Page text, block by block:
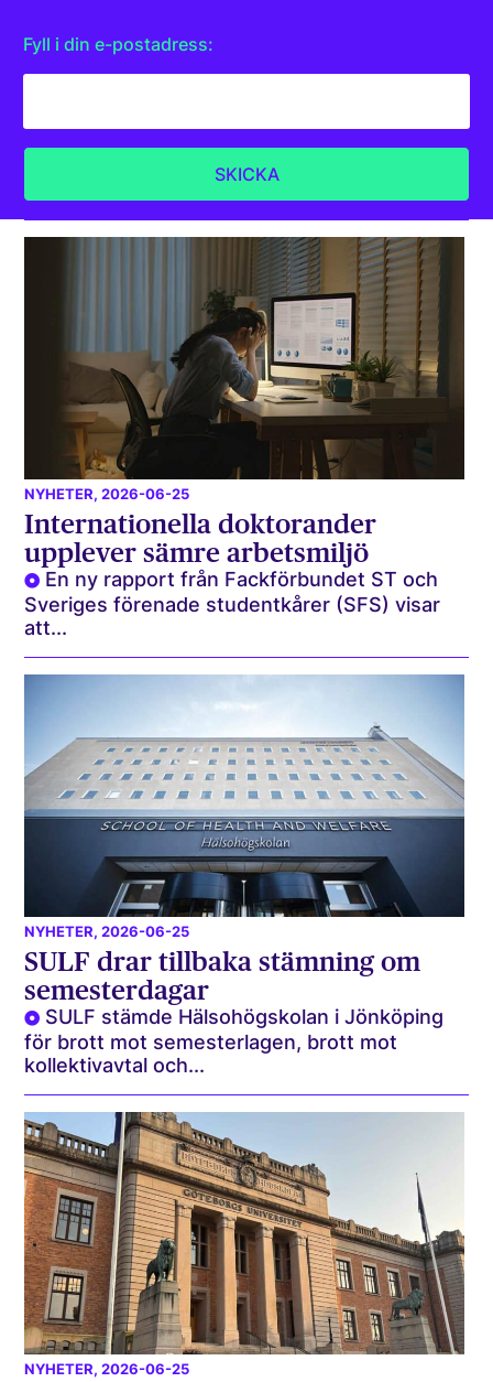
Fyll i din e-postadress:
NYHETER, 2026-06-25
Internationella doktorander
upplever sämre arbetsmiljö
En ny rapport från Fackförbundet ST och
Sveriges förenade studentkårer (SFS) visar
att...
NYHETER, 2026-06-25
SULF drar tillbaka stämning om
semesterdagar
SULF stämde Hälsohögskolan i Jönköping
för brott mot semesterlagen, brott mot
kollektivavtal och...
NYHETER, 2026-06-25